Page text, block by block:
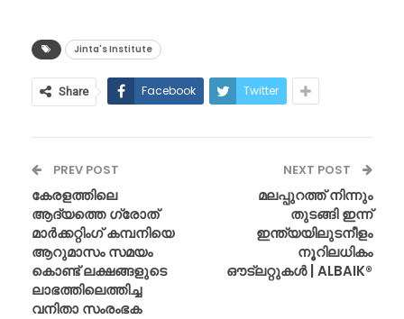
Jinta's Institute
Share Facebook Twitter
PREV POST
കേരളത്തിലെ
ആദ്യത്തെ ഗ്രോത്
മാർക്കറ്റിംഗ് കമ്പനിയെ
ആറുമാസം സമയം
കൊണ്ട് ലക്ഷങ്ങളുടെ
ലാഭത്തിലെത്തിച്ച
വനിതാ സംരംഭക
NEXT POST
മലപ്പുറത്ത് നിന്നും
തുടങ്ങി ഇന്ന്
ഇന്ത്യയിലുടനീളം
നൂറിലധികം
ഔട്ലറ്റുകൾ | ALBAIK®